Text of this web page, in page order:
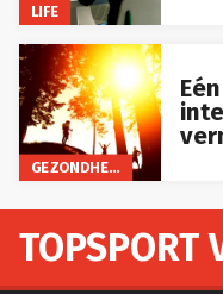
LIFE
GEZONDHEID
TOPSPORT